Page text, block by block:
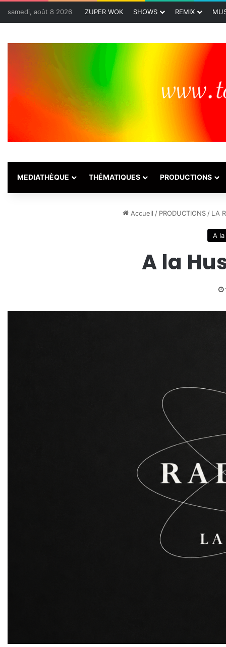
samedi, août 8 2026 ZUPER WOK SHOWS REMIX
MEDIATHÈQUE THÉMATIQUES PRODUCTIONS
Accueil / PRODUCTIONS / LA
A
A la